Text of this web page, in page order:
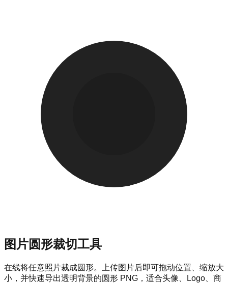
图片圆形裁切工具
在线将任意照片裁成圆形。上传图片后即可拖动位置、缩放大
小，并快速导出透明背景的圆形 PNG，适合头像、Logo、商